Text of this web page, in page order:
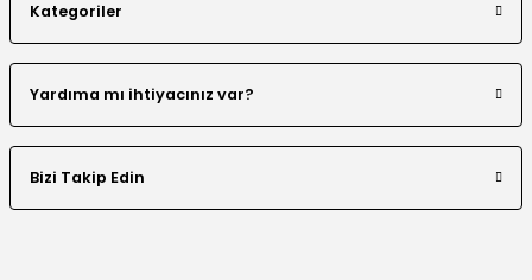
Renk Bloklu Şerit Taş Detaylı Abaya
Kategoriler
Yardıma mı ihtiyacınız var?
Bizi Takip Edin